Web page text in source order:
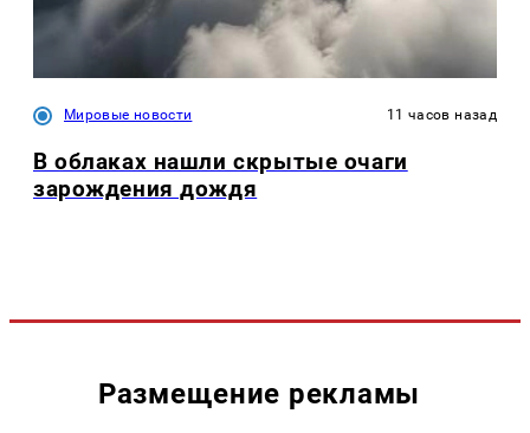
Мировые новости 11 часов назад
В облаках нашли скрытые очаги
зарождения дождя
Размещение рекламы